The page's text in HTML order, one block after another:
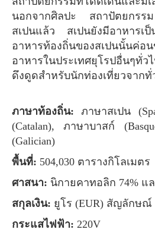
นอกจากศิลปะ สถาปัตยกรร
สเปนแล้ว สเปนยังมีอาหารเ
อาหารท้องถิ่นของสเปนนั้นค่อ
อาหารในประเทศยุโรปอื่นๆทั่
ดึงดูดสำหรับนักท่องเที่ยวจาก
ภาษาท้องถิ่น: ภาษาสเปน
(Catalan), ภาษาบาสก์
(Galician)
พื้นที่: 504,030 ตารางกิโลเมตร
ศาสนา: นิกายคาทอลิก 74% แ
สกุลเงิน: ยูโร (EUR) สัญลักษณ์
กระแสไฟฟ้า: 220V